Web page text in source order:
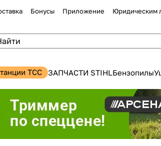
Бонусы Приложение Юридическим
TCC ЗАПЧАСТИ STIHLБензопилы
Для клиентов всех банков